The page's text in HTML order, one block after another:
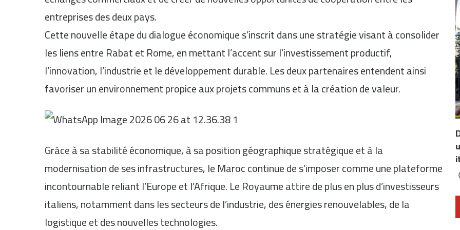
entreprises des deux pays.
Cette nouvelle étape du dialogue économique s’inscrit dans une stratégie visant à consolider
les liens entre Rabat et Rome, en mettant l’accent sur l’investissement productif,
l’innovation, l’industrie et le développement durable. Les deux partenaires entendent ainsi
favoriser un environnement propice aux projets communs et à la création de valeur.
Grâce à sa stabilité économique, à sa position géographique stratégique et à la
modernisation de ses infrastructures, le Maroc continue de s’imposer comme une plateforme
incontournable reliant l’Europe et l’Afrique. Le Royaume attire de plus en plus d’investisseurs
italiens, notamment dans les secteurs de l’industrie, des énergies renouvelables, de la
logistique et des nouvelles technologies.